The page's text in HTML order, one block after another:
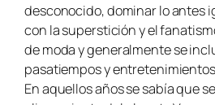
desconocido, dominar lo antes
con la superstición y el
de moda y generalmente se
pasatiempos y
En aquellos años se sabía que